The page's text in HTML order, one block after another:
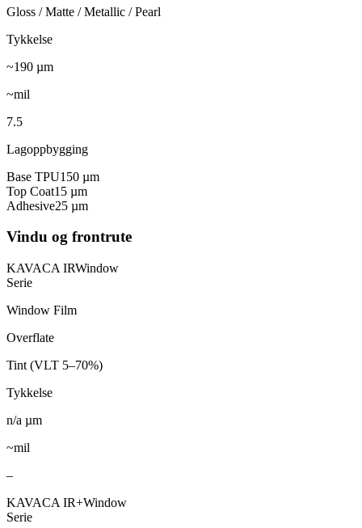
Gloss / Matte / Metallic / Pearl
Tykkelse
~190 µm
~mil
7.5
Lagoppbygging
Base TPU150 µm
Top Coat15 µm
Adhesive25 µm
Vindu og frontrute
KAVACA IRWindow
Serie
Window Film
Overflate
Tint (VLT 5–70%)
Tykkelse
n/a µm
~mil
–
KAVACA IR+Window
Serie